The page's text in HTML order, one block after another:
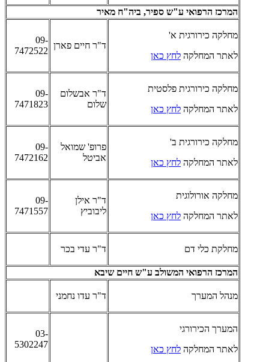
המרכז הרפואי ע"ש ספיר, ביה"ח מאיר
מחלקה כירורגית א'
לאתר המחלקה לחץ כאן
ד"ר חיים פארן
09-
7472522
מחלקה כירורגית פלסטית
לאתר המחלקה לחץ כאן
ד"ר אבשלום
שלום
09-
7471823
מחלקה כירורגית ב'
לאתר המחלקה לחץ כאן
פרופ' שמואל
אביטל
09-
7472162
מחלקה אורולוגית
לאתר המחלקה לחץ כאן
ד"ר אילן
ליבוביץ
09-
7471557
מחלקת כלי דם ד"ר עדי בכר
המרכז הרפואי המשולב ע"ש חיים שיבא
מנהל המערך ד"ר עדו נחמני
המערך הכירורגי
לאתר המחלקה לחץ כאן
03-
5302247